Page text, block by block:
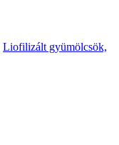
Liofilizált gyümölcsök,